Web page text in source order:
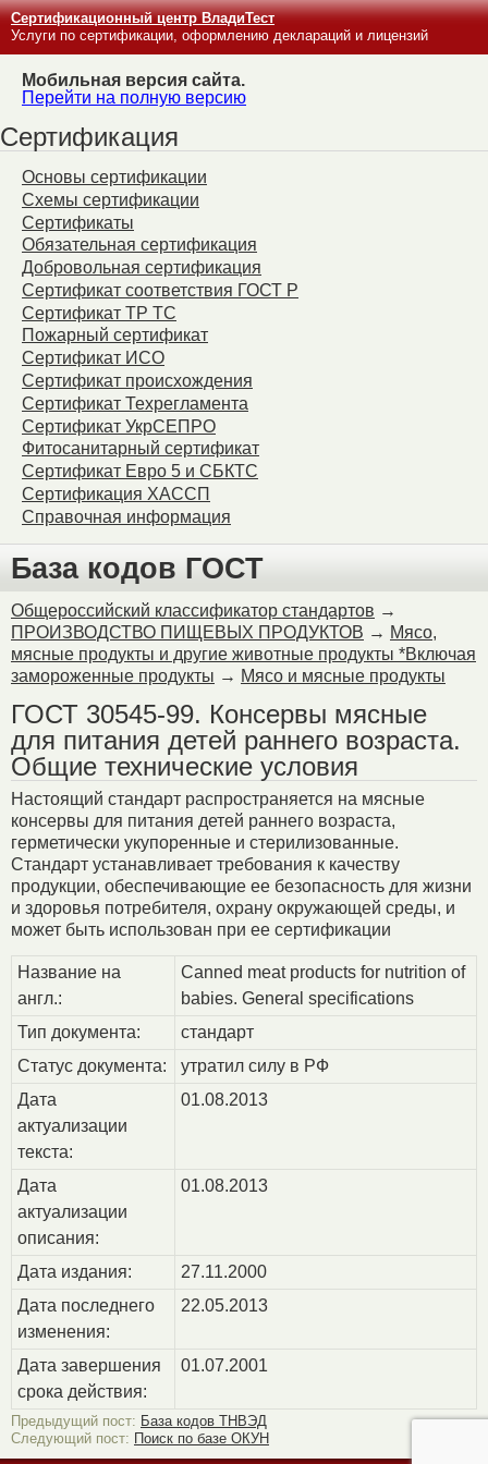
Сертификационный центр ВладиТест
Услуги по сертификации, оформлению деклараций и лицензий
Мобильная версия сайта.
Перейти на полную версию
Сертификация
Основы сертификации
Схемы сертификации
Сертификаты
Обязательная сертификация
Добровольная сертификация
Сертификат соответствия ГОСТ Р
Сертификат ТР ТС
Пожарный сертификат
Сертификат ИСО
Сертификат происхождения
Сертификат Техрегламента
Сертификат УкрСЕПРО
Фитосанитарный сертификат
Сертификат Евро 5 и СБКТС
Сертификация ХАССП
Справочная информация
База кодов ГОСТ
Общероссийский классификатор стандартов →
ПРОИЗВОДСТВО ПИЩЕВЫХ ПРОДУКТОВ → Мясо,
мясные продукты и другие животные продукты *Включая
замороженные продукты → Мясо и мясные продукты
ГОСТ 30545-99. Консервы мясные
для питания детей раннего возраста.
Общие технические условия
Настоящий стандарт распространяется на мясные
консервы для питания детей раннего возраста,
герметически укупоренные и стерилизованные.
Стандарт устанавливает требования к качеству
продукции, обеспечивающие ее безопасность для жизни
и здоровья потребителя, охрану окружающей среды, и
может быть использован при ее сертификации
Название на
англ.:
Canned meat products for nutrition of
babies. General specifications
Тип документа:
стандарт
Статус документа:
утратил силу в РФ
Дата
актуализации
текста:
01.08.2013
Дата
актуализации
описания:
01.08.2013
Дата издания:
27.11.2000
Дата последнего
изменения:
22.05.2013
Дата завершения
срока действия:
01.07.2001
Предыдущий пост: База кодов ТНВЭД
Следующий пост: Поиск по базе ОКУН